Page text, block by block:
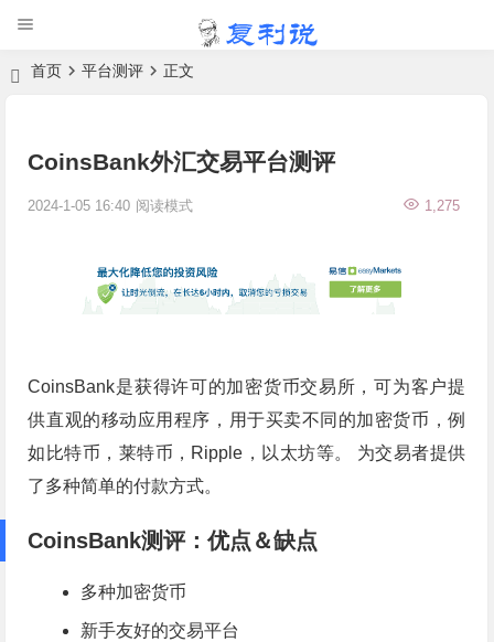
首页 平台测评 正文
CoinsBank外汇交易平台测评
2024-1-05 16:40 1,275
阅读模式
CoinsBank是获得许可的加密货币交易所，可为客户提
供直观的移动应用程序，用于买卖不同的加密货币，例
如比特币，莱特币，Ripple，以太坊等。 为交易者提供
了多种简单的付款方式。
CoinsBank测评：优点＆缺点
多种加密货币
新手友好的交易平台